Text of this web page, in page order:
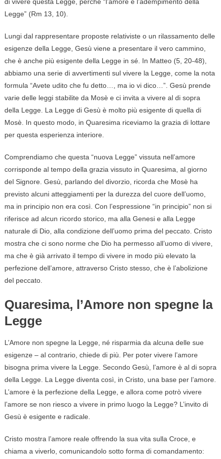
di vivere questa Legge, perché “l’amore è l’adempimento della
Legge” (Rm 13, 10).
Lungi dal rappresentare proposte relativiste o un rilassamento delle
esigenze della Legge, Gesù viene a presentare il vero cammino,
che è anche più esigente della Legge in sé. In Matteo (5, 20-48),
abbiamo una serie di avvertimenti sul vivere la Legge, come la nota
formula “Avete udito che fu detto…, ma io vi dico…”. Gesù prende
varie delle leggi stabilite da Mosè e ci invita a vivere al di sopra
della Legge. La Legge di Gesù è molto più esigente di quella di
Mosè. In questo modo, in Quaresima riceviamo la grazia di lottare
per questa esperienza interiore.
Comprendiamo che questa “nuova Legge” vissuta nell’amore
corrisponde al tempo della grazia vissuto in Quaresima, al giorno
del Signore. Gesù, parlando del divorzio, ricorda che Mosè ha
previsto alcuni atteggiamenti per la durezza del cuore dell’uomo,
ma in principio non era così. Con l’espressione “in principio” non si
riferisce ad alcun ricordo storico, ma alla Genesi e alla Legge
naturale di Dio, alla condizione dell’uomo prima del peccato. Cristo
mostra che ci sono norme che Dio ha permesso all’uomo di vivere,
ma che è già arrivato il tempo di vivere in modo più elevato la
perfezione dell’amore, attraverso Cristo stesso, che è l’abolizione
del peccato.
Quaresima, l’Amore non spegne la
Legge
L’Amore non spegne la Legge, né risparmia da alcuna delle sue
esigenze – al contrario, chiede di più. Per poter vivere l’amore
bisogna prima vivere la Legge. Secondo Gesù, l’amore è al di sopra
della Legge. La Legge diventa così, in Cristo, una base per l’amore.
L’amore è la perfezione della Legge, e allora come potrò vivere
l’amore se non riesco a vivere in primo luogo la Legge? L’invito di
Gesù è esigente e radicale.
Cristo mostra l’amore reale offrendo la sua vita sulla Croce, e
chiama a viverlo, comunicandolo sotto forma di comandamento: